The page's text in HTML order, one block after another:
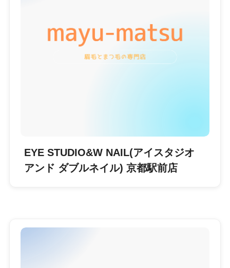
EYE STUDIO&W NAIL(アイスタジオ
アンド ダブルネイル) 京都駅前店